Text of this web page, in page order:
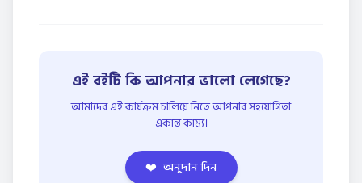
এই বইটি কি আপনার ভালো লেগেছে?
আমাদের এই কার্যক্রম চালিয়ে নিতে আপনার সহযোগিতা
একান্ত কাম্য।
❤️ অনুদান দিন